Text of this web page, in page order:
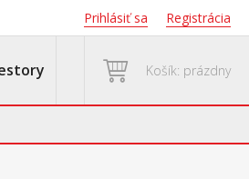
Prihlásiť sa Registrácia
Košík: prázdny